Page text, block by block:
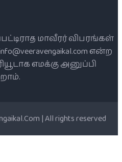
மாவீரர் விபரங்கள்
என்ற
எமக்கு அனுப்பி
| All rights reserved